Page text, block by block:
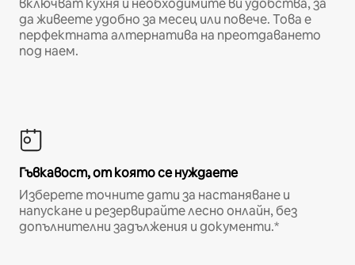
включват кухня и необходимите ви удобства, за
да живеете удобно за месец или повече. Това е
перфектната алтернатива на преотдаването
под наем.
Гъвкавост, от която се нуждаете
Изберете точните дати за настаняване и
напускане и резервирайте лесно онлайн, без
допълнителни задължения и документи.*